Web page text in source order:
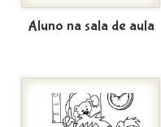
Aluno na sala de aula